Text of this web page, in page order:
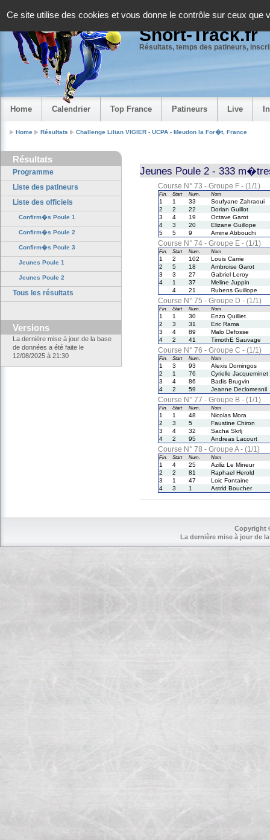
Ce site utilise des cookies et vous donne le contrôle sur ceux que
Short-Track.fr
Résultats, temps des patineurs,
Home Calendrier Top France Patineurs Live
Home Résultats Challenge Lilian VIGIER - UCPA - Meudon la For�t, France
Résultats
Programme
Liste des patineurs
Liste des officiels
Confirm�s Poule 1
Confirm�s Poule 2
Confirm�s Poule 3
Jeunes Poule 1
Jeunes Poule 2
Tous les résultats
Versions
La dernière mise à jour de la base
de données a été faite le
12/08/2025 à 21:30
Jeunes Poule 2 - 333
Course N° 73 - Groupe F - (1/1)
Fin. Start Num. Nom
1 1 33
Soufyane Zahraoui
2
2 22
Dorian Guillot
3
4 19
Octave Garot
4
3 20
Elizane Guillope
5
5 9 Amine Abbouchi
Course N° 74 - Groupe E - (1/1)
Fin. Start Num. Nom
1 2 102
Louis Carrie
2
5 18
Ambroise Garot
3
3 27
Gabriel Leroy
4
1 37
Meline Juppin
4
21 Rubens Guillope
Course N° 75 - Groupe D - (1/1)
Fin. Start Num. Nom
1 1 30
Enzo Quilliet
2
3 31
Eric Rama
3
4 89
Malo Defosse
4
2 41 TimothE Sauvage
Course N° 76 - Groupe C - (1/1)
Fin. Start Num. Nom
1 3 93
Alexis Domingos
2
1 76
Cyrielle Jacqueminet
3
4 86
Badis Brugvin
4
2 59 Jeanne Declomesnil
Course N° 77 - Groupe B - (1/1)
Fin. Start Num. Nom
1 1 48
Nicolas Mora
2
3 5
Faustine Chiron
3
4 32
Sacha Skrlj
4
2 95 Andreas Lacourt
Course N° 78 - Groupe A - (1/1)
Fin. Start Num. Nom
1 4 25
Aziliz Le Mineur
2
2 81
Raphael Herold
3
1 47
Loic Fontaine
4
3 1 Astrid Boucher
Copyright
La dernière mise à jour de